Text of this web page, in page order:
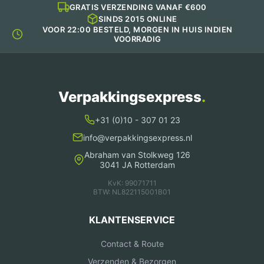
GRATIS VERZENDING VANAF €600
SINDS 2015 ONLINE
VOOR 22:00 BESTELD, MORGEN IN HUIS INDIEN
VOORRADIG
Verpakkingsexpress.
+31 (0)10 - 307 01 23
info@verpakkingsexpress.nl
Abraham van Stolkweg 126
3041 JA Rotterdam
KvK: 99071711
BTW: NL822115001B01
KLANTENSERVICE
Contact & Route
Verzenden & Bezorgen